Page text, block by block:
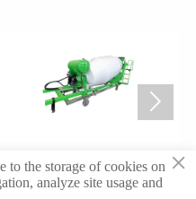
Tambor de hormigonera

×
the storage of cookies on
analyze site usage and